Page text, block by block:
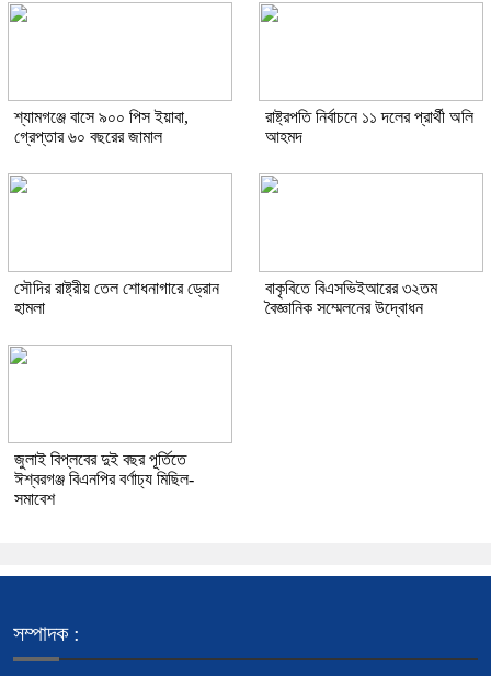
শ্যামগঞ্জে বাসে ৯০০ পিস ইয়াবা,
গ্রেপ্তার ৬০ বছরের জামাল
রাষ্ট্রপতি নির্বাচনে ১১ দলের প্রার্থী অলি
আহমদ
সৌদির রাষ্ট্রীয় তেল শোধনাগারে ড্রোন
হামলা
বাকৃবিতে বিএসভিইআরের ৩২তম
বৈজ্ঞানিক সম্মেলনের উদ্বোধন
জুলাই বিপ্লবের দুই বছর পূর্তিতে
ঈশ্বরগঞ্জ বিএনপির বর্ণাঢ্য মিছিল-
সমাবেশ
সম্পাদক :